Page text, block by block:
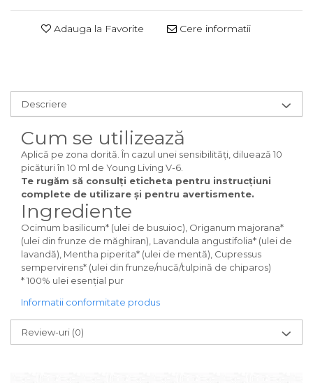
Adauga la Favorite Cere informatii
Descriere
Cum se utilizează
Aplică pe zona dorită. În cazul unei sensibilități, diluează 10
picături în 10 ml de Young Living V-6.
Te rugăm să consulți eticheta pentru instrucțiuni
complete de utilizare și pentru avertismente.
Ingrediente
Ocimum basilicum* (ulei de busuioc), Origanum majorana*
(ulei din frunze de măghiran), Lavandula angustifolia* (ulei de
lavandă), Mentha piperita* (ulei de mentă), Cupressus
sempervirens* (ulei din frunze/nucă/tulpină de chiparos)
* 100% ulei esențial pur
Informatii conformitate produs
Review-uri (0)